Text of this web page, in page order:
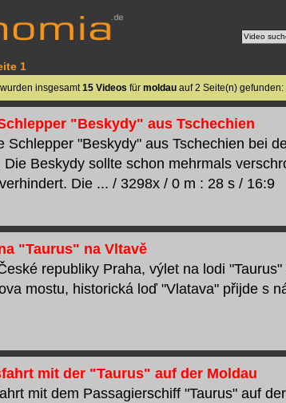
1
wurden insgesamt15 Videos für moldauauf 2 Seite(n) gefunden:
"Beskydy" aus Tschechien
Schlepper "Beskydy" aus Tschechien bei
Die Beskydy sollte schon mehrmals
Die ... / 3298x / 0 m : 28 s / 16:9
"Taurus" na Vltavě
republiky Praha, výlet na lodi
mostu, historická loď "Vlatava" přijde s
mit der "Taurus" auf der Moldau
mit dem Passagierschiff "Taurus" auf